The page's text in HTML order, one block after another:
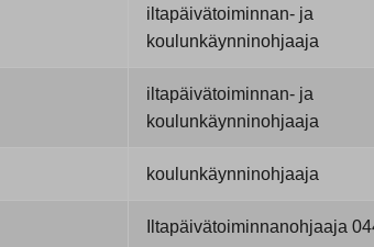
iltapäivätoiminnan- ja
koulunkäynninohjaaja
iltapäivätoiminnan- ja
koulunkäynninohjaaja
koulunkäynninohjaaja
Iltapäivätoiminnanohjaaja